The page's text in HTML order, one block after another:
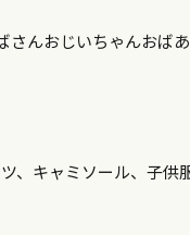
んおじいちゃんおば
、キャミソール、子